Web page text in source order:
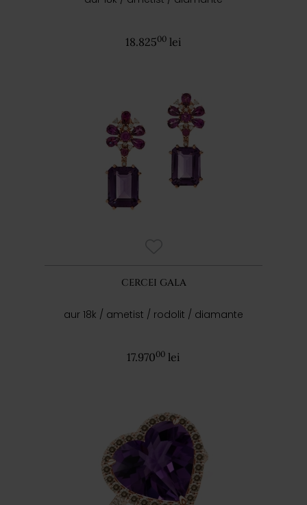
18.82500 lei
CERCEI GALA
aur 18k / ametist / rodolit / diamante
17.97000 lei